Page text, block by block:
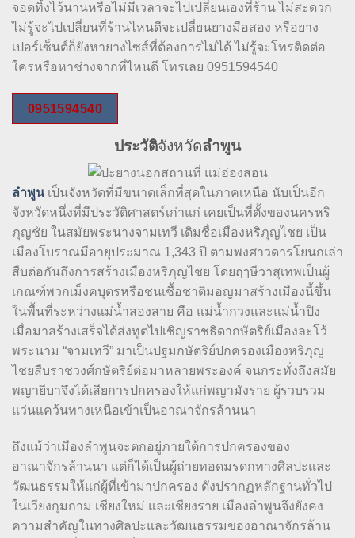
จอดทิ้งไว้นานหรือไม่มีเวลาจะไปเปลี่ยนเองที่ร้าน ไม่สะดวก
ไม่รู้จะไปเปลี่ยนที่ร้านไหนดีจะเปลี่ยนยางมือสอง หรือยาง
เปอร์เซ็นต์ก็ยังหายางไซส์ที่ต้องการไม่ได้ ไม่รู้จะโทรติดต่อ
ใครหรือหาช่างจากที่ไหนดี โทรเลย 0951594540
0951594540
ประวัติจังหวัดลำพูน
ลำพูนเป็นจังหวัดที่มีขนาดเล็กที่สุดในภาคเหนือ นับเป็นอีก
จังหวัดหนึ่งที่มีประวัติศาสตร์เก่าแก่ เคยเป็นที่ตั้งของนครหริ
ภุญชัย ในสมัยพระนางจามเทวี เดิมชื่อเมืองหริภุญไชย เป็น
เมืองโบราณมีอายุประมาณ 1,343 ปี ตามพงศาวดารโยนกเล่า
สืบต่อกันถึงการสร้างเมืองหริภุญไชย โดยฤๅษีวาสุเทพเป็นผู้
เกณฑ์พวกเม็งคบุตรหรือชนเชื้อชาติมอญมาสร้างเมืองนี้ขึ้น
ในพื้นที่ระหว่างแม่น้ำสองสาย คือ แม่น้ำกวงและแม่น้ำปิง
เมื่อมาสร้างเสร็จได้ส่งทูตไปเชิญราชธิดากษัตริย์เมืองละโว้
พระนาม “จามเทวี” มาเป็นปฐมกษัตริย์ปกครองเมืองหริภุญ
ไชยสืบราชวงศ์กษัตริย์ต่อมาหลายพระองค์ จนกระทั่งถึงสมัย
พญายีบาจึงได้เสียการปกครองให้แก่พญามังราย ผู้รวบรวม
แว่นแคว้นทางเหนือเข้าเป็นอาณาจักรล้านนา
ถึงแม้ว่าเมืองลำพูนจะตกอยู่ภายใต้การปกครองของ
อาณาจักรล้านนา แต่ก็ได้เป็นผู้ถ่ายทอดมรดกทางศิลปะและ
วัฒนธรรมให้แก่ผู้ที่เข้ามาปกครอง ดังปรากฏหลักฐานทั่วไป
ในเวียงกุมกาม เชียงใหม่ และเชียงราย เมืองลำพูนจึงยังคง
ความสำคัญในทางศิลปะและวัฒนธรรมของอาณาจักรล้าน